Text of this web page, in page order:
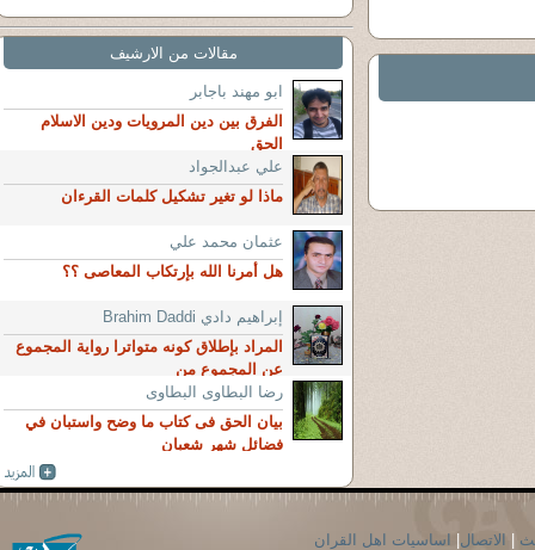
مقالات من الارشيف
ابو مهند باجابر
الفرق بين دين المرويات ودين الاسلام
الحق
علي عبدالجواد
ماذا لو تغير تشكيل كلمات القرءان
عثمان محمد علي
هل أمرنا الله بإرتكاب المعاصى ؟؟
إبراهيم دادي Brahim Daddi
المراد بإطلاق كونه متواترا رواية المجموع
عن المجموع من
رضا البطاوى البطاوى
بيان الحق فى كتاب ما وضح واستبان في
فضائل شهر شعبان
الاتصال اساسيات اهل القران